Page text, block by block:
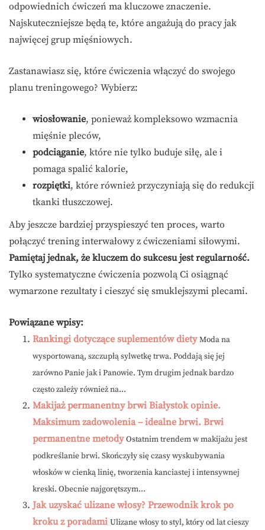
odpowiednich ćwiczeń ma kluczowe znaczenie.
Najskuteczniejsze będą te, które angażują do pracy jak
najwięcej grup mięśniowych.
Zastanawiasz się, które ćwiczenia włączyć do swojego
planu treningowego? Wybierz:
wiosłowanie, ponieważ kompleksowo wzmacnia
mięśnie pleców,
podciąganie, które nie tylko buduje siłę, ale i
pomaga spalić kalorie,
rozpiętki, które również przyczyniają się do redukcji
tkanki tłuszczowej.
Aby jeszcze bardziej przyspieszyć ten proces, warto
połączyć trening interwałowy z ćwiczeniami siłowymi.
Pamiętaj jednak, że kluczem do sukcesu jest regularność.
Tylko systematyczne ćwiczenia pozwolą Ci osiągnąć
wymarzone rezultaty i cieszyć się smuklejszymi plecami.
Powiązane wpisy:
Rankingi dotyczące suplementów diety Moda na
wysportowaną, szczupłą sylwetkę trwa. Poddają się jej
zarówno Panie jak i Panowie. Tym drugim jednak bardzo
często zależy również na...
Makijaż permanentny brwi Białystok opinie.
Maksimum zadowolenia – idealne brwi. Brwi
permanentne metody Ostatnim trendem w makijażu jest
podkreślanie brwi. Skończyły się czasy wyskubywania
włosków w cienką linię, tworzenia kanciastej i intensywnej
kreski. Obecnie najgorętszym...
Jak uzyskać ulizane włosy? Przewodnik krok po
kroku z poradami Ulizane włosy to styl, który od lat cieszy